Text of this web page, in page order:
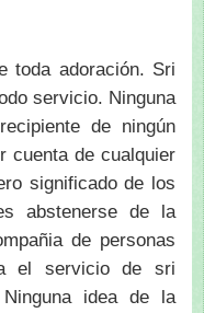
toda adoración. Sri
servicio. Ninguna
de ningún
cuenta de cualquier
significado de los
abstenerse de la
de personas
el servicio de sri
idea de la